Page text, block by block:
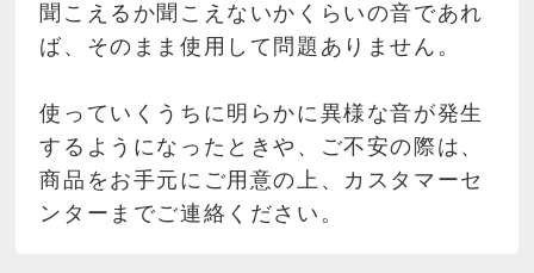
聞こえるか聞こえないかくらいの音であれ
ば、そのまま使用して問題ありません。
使っていくうちに明らかに異様な音が発生
するようになったときや、ご不安の際は、
商品をお手元にご用意の上、カスタマーセ
ンターまでご連絡ください。